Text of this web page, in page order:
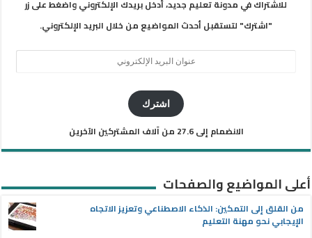
للاشتراك في مدونة تعليم جديد، أدخل بريدك الإلكتروني واضغط على زر
"اشترك" لتستقبل أحدث المواضيع من خلال البريد الإلكتروني.
اشترك
الانضمام إلى 27.6 من آلاف المشتركين الآخرين
أعلى المواضيع والصفحات
من القلق إلى التمكين: الذكاء الاصطناعي وتعزيز الاتجاه
الإيجابي نحو مهنة التعليم